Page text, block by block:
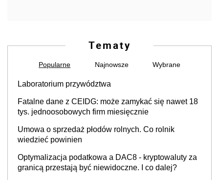
Tematy
Popularne Najnowsze Wybrane
Laboratorium przywództwa
Fatalne dane z CEIDG: może zamykać się nawet 18
tys. jednoosobowych firm miesięcznie
Umowa o sprzedaż płodów rolnych. Co rolnik
wiedzieć powinien
Optymalizacja podatkowa a DAC8 - kryptowaluty za
granicą przestają być niewidoczne. I co dalej?